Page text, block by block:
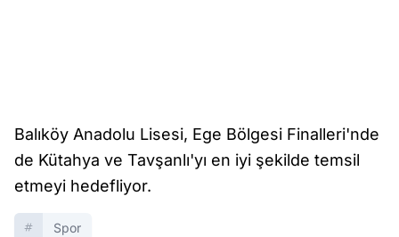
Balıköy Anadolu Lisesi, Ege Bölgesi Finalleri'nde
de Kütahya ve Tavşanlı'yı en iyi şekilde temsil
etmeyi hedefliyor.
Spor